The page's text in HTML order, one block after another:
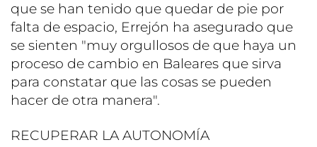
que se han tenido que quedar de pie por
falta de espacio, Errejón ha asegurado que
se sienten "muy orgullosos de que haya un
proceso de cambio en Baleares que sirva
para constatar que las cosas se pueden
hacer de otra manera".
RECUPERAR LA AUTONOMÍA